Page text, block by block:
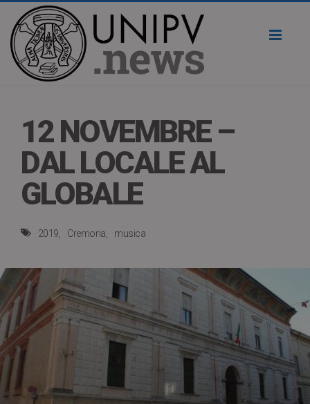
12 NOVEMBRE –
DAL LOCALE AL
GLOBALE
2019 Cremona musica